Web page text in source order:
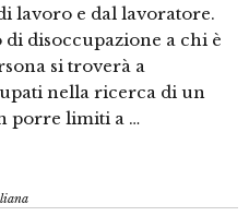
lavoro e dal lavoratore.
di disoccupazione a chi è
si troverà a
nella ricerca di un
porre limiti a …